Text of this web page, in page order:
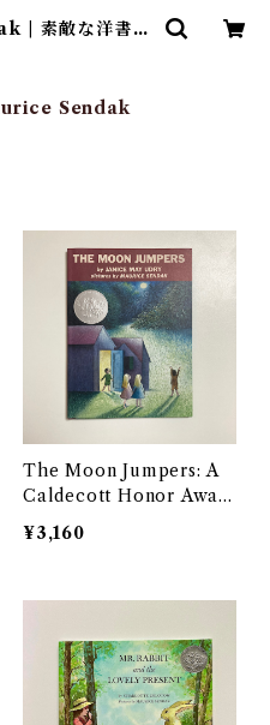
| 素敵な洋書絵
Sendak
The Moon Jumpers: A
Caldecott Honor Awar
d Winner
¥3,160